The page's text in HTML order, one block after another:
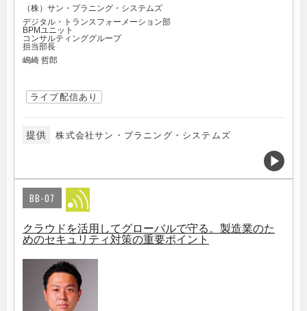
（株）サン・プラニング・システムズ
デジタル・トランスフォーメーション部
BPMユニット
コンサルティンググループ
担当部長
嶋崎 哲郎
ライブ配信あり
提供 株式会社サン・プラニング・システムズ
BB-07
クラウドを活用してグローバルで守る。製造業のた
めのセキュリティ対策の重要ポイント